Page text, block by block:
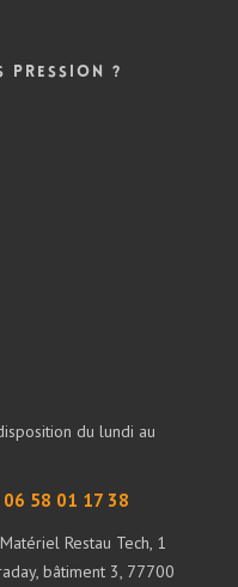
pression ?
du lundi au
58 01 17 38
Restau Tech, 1
bâtiment 3, 77700